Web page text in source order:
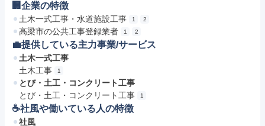
🏢企業の特徴
土木一式工事・水道施設工事 1 2
高梁市の公共工事登録業者 1 2
💼提供している主力事業/サービス
土木一式工事
土木工事
1
とび・土工・コンクリート工事
とび・土工・コンクリート工事
1
☕️社風や働いている人の特徴
社風